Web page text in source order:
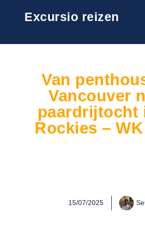
Excursio reizen
Van
Vancouver
paardrijtocht
Rockies –
15/07/2025